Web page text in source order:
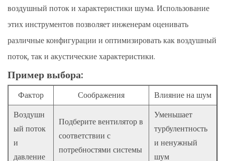
воздушный поток и характеристики шума. Использование
этих инструментов позволяет инженерам оценивать
различные конфигурации и оптимизировать как воздушный
поток, так и акустические характеристики.
Пример выбора:
Фактор Соображения Влияние на шум
Воздушн
ый поток
и
давление
Подберите вентилятор в
соответствии с
потребностями системы
Уменьшает
турбулентность
и ненужный
шум